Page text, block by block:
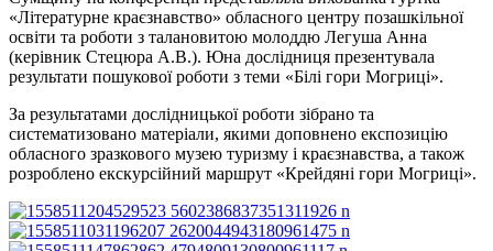
«Літературне краєзнавство» обласного центру позашкільної
освіти та роботи з талановитою молоддю Легуша Анна
(керівник Стецюра А.В.). Юна дослідниця презентувала
результати пошукової роботи з теми «Білі гори Могриці».
За результатами дослідницької роботи зібрано та
систематизовано матеріали, якими доповнено експозицію
обласного зразкового музею туризму і краєзнавства, а також
розроблено екскурсійний маршрут «Крейдяні гори Могриці».